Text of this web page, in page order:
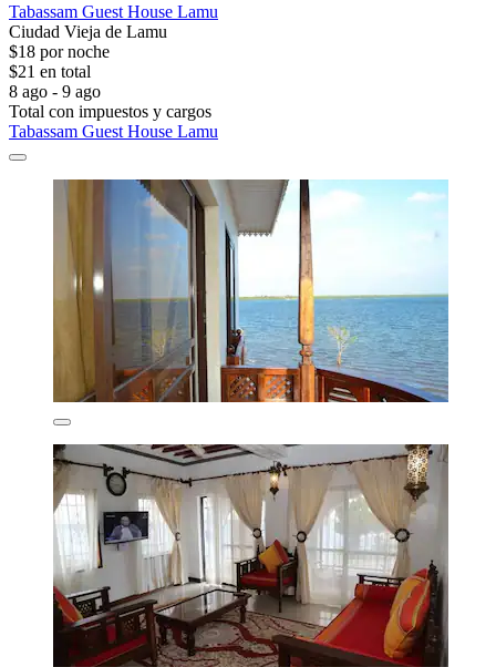
Tabassam Guest House Lamu
Ciudad Vieja de Lamu
$18 por noche
$21 en total
8 ago - 9 ago
Total con impuestos y cargos
Tabassam Guest House Lamu